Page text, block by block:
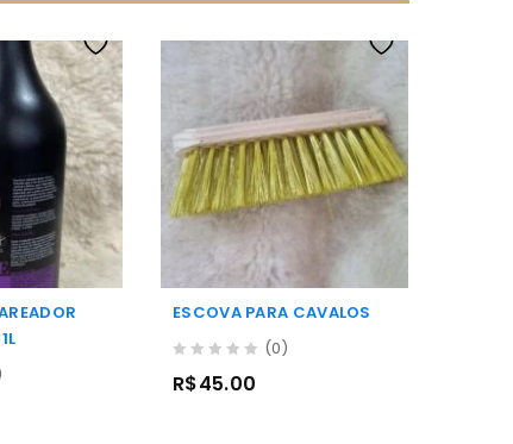
ESCOVA PARA CAVALOS
out
(0)
R$45.00